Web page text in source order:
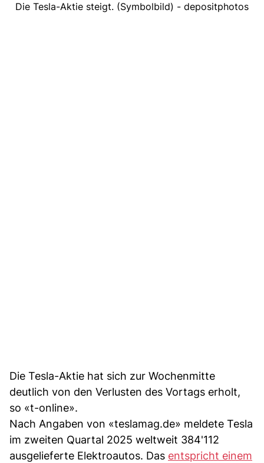
Die Tesla-Aktie steigt. (Symbolbild) - depositphotos
Die Tesla-Aktie hat sich zur Wochenmitte
deutlich von den Verlusten des Vortags erholt,
so «t-online».
Nach Angaben von «teslamag.de» meldete Tesla
im zweiten Quartal 2025 weltweit 384'112
ausgelieferte Elektroautos. Das entspricht einem